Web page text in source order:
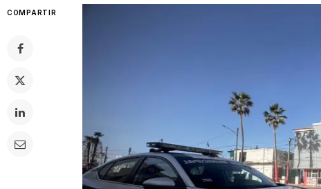
COMPARTIR